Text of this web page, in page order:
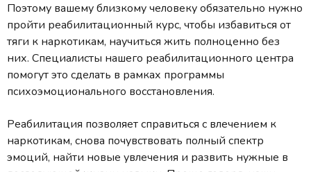
Поэтому вашему близкому человеку обязательно нужно
пройти реабилитационный курс, чтобы избавиться от
тяги к наркотикам, научиться жить полноценно без
них. Специалисты нашего реабилитационного центра
помогут это сделать в рамках программы
психоэмоционального восстановления.
Реабилитация позволяет справиться с влечением к
наркотикам, снова почувствовать полный спектр
эмоций, найти новые увлечения и развить нужные в